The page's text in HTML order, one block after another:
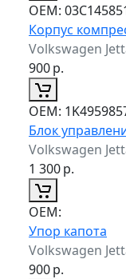
ОЕМ:
Корпус
Volkswagen
900р.
ОЕМ:
Блок
Volkswagen
1 300р.
ОЕМ:
Упор капота
Volkswagen
900р.